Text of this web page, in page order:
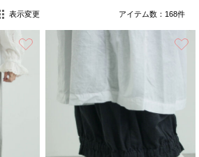
表示変更 アイテム数： 168件